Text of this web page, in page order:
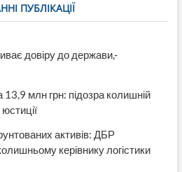
ПУБЛІКАЦІЇ
довіру до держави,-
млн грн: підозра колишній
юстиції
активів: ДБР
керівнику логістики